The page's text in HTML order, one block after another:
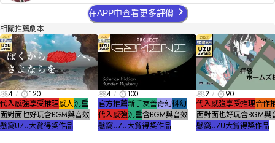
在APP中查看更多評價
相關推薦劇本
4
120
代入感強享受推理感人沉重
面對面也好玩含BGM與音效
懸窩UZU大賞得獎作品
4
100
官方推薦新手友善奇幻科幻
代入感強沉重含BGM與音效
懸窩UZU大賞得獎作品
2
90
代入感強享受推理合作
面對面也好玩含BGM與
懸窩UZU大賞得獎作品